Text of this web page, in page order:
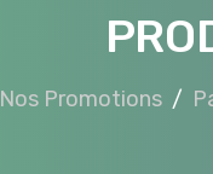
Nos Promotions